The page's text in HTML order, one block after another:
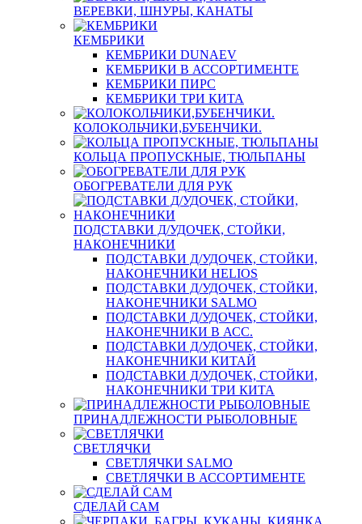
ВЕРЕВКИ, ШНУРЫ, КАНАТЫ
КЕМБРИКИ
КЕМБРИКИ DUNAEV
КЕМБРИКИ В АССОРТИМЕНТЕ
КЕМБРИКИ ПИРС
КЕМБРИКИ ТРИ КИТА
КОЛОКОЛЬЧИКИ,БУБЕНЧИКИ.
КОЛЬЦА ПРОПУСКНЫЕ, ТЮЛЬПАНЫ
ОБОГРЕВАТЕЛИ ДЛЯ РУК
ПОДСТАВКИ Д/УДОЧЕК, СТОЙКИ,
НАКОНЕЧНИКИ
ПОДСТАВКИ Д/УДОЧЕК, СТОЙКИ,
НАКОНЕЧНИКИ HELIOS
ПОДСТАВКИ Д/УДОЧЕК, СТОЙКИ,
НАКОНЕЧНИКИ SALMO
ПОДСТАВКИ Д/УДОЧЕК, СТОЙКИ,
НАКОНЕЧНИКИ В АСС.
ПОДСТАВКИ Д/УДОЧЕК, СТОЙКИ,
НАКОНЕЧНИКИ КИТАЙ
ПОДСТАВКИ Д/УДОЧЕК, СТОЙКИ,
НАКОНЕЧНИКИ ТРИ КИТА
ПРИНАДЛЕЖНОСТИ РЫБОЛОВНЫЕ
СВЕТЛЯЧКИ
СВЕТЛЯЧКИ SALMO
СВЕТЛЯЧКИ В АССОРТИМЕНТЕ
СДЕЛАЙ САМ